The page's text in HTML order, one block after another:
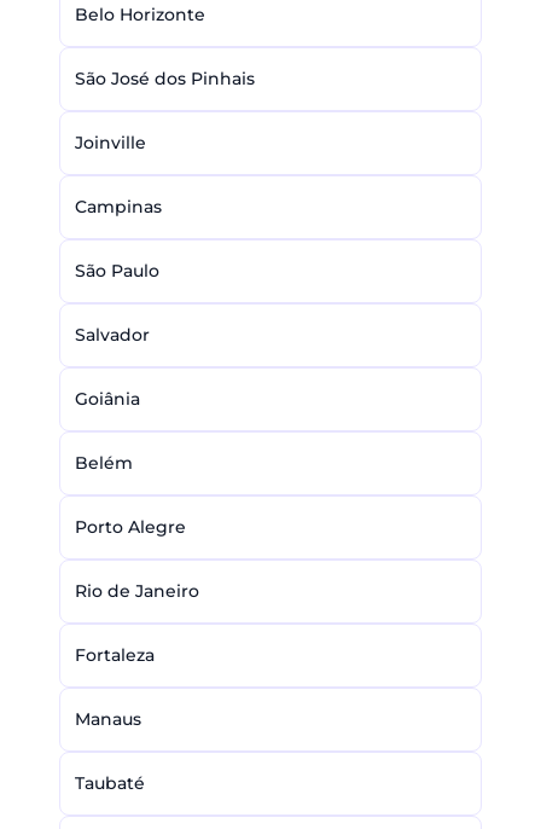
Belo Horizonte
São José dos Pinhais
Joinville
Campinas
São Paulo
Salvador
Goiânia
Belém
Porto Alegre
Rio de Janeiro
Fortaleza
Manaus
Taubaté